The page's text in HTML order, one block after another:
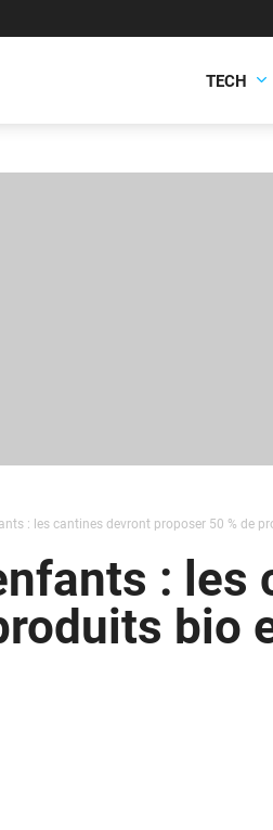
TECH
: les cantines devront proposer 50 % de
: les
bio